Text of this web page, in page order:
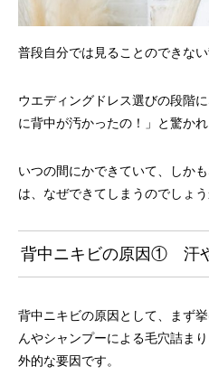
普段自分では見ることのできない
ウエディングドレス選びの段階
に背中が汚かったの！」と驚か
いつの間にかできていて、しか
は、なぜできてしまうのでしょう
背中ニキビの原因① 汗
背中ニキビの原因として、まず
んやシャンプーによる毛穴詰ま
外的な要因です。